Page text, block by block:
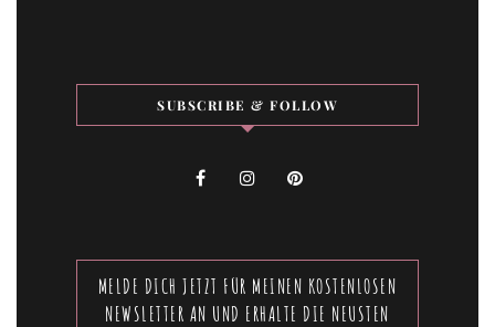
SUBSCRIBE & FOLLOW
MELDE DICH JETZT FÜR MEINEN KOSTENLOSEN
NEWSLETTER AN UND ERHALTE DIE NEUSTEN